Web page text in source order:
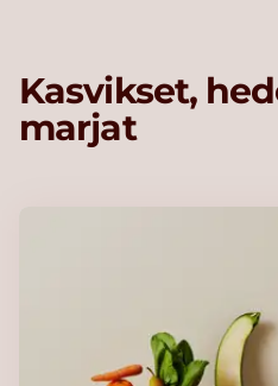
Kasvikset,
marjat